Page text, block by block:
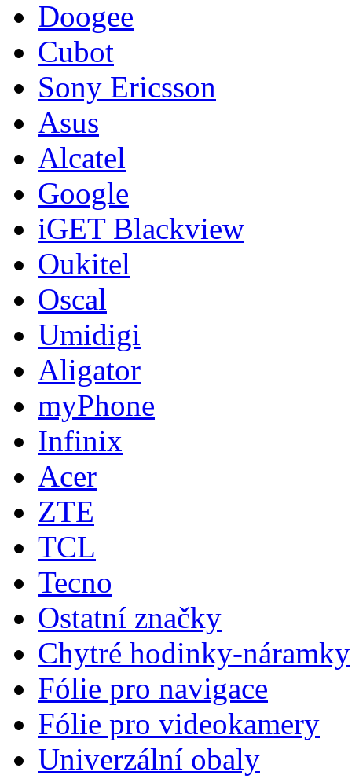
Doogee
Cubot
Sony Ericsson
Asus
Alcatel
Google
iGET Blackview
Oukitel
Oscal
Umidigi
Aligator
myPhone
Infinix
Acer
ZTE
TCL
Tecno
Ostatní značky
Chytré hodinky-náramky
Fólie pro navigace
Fólie pro videokamery
Univerzální obaly